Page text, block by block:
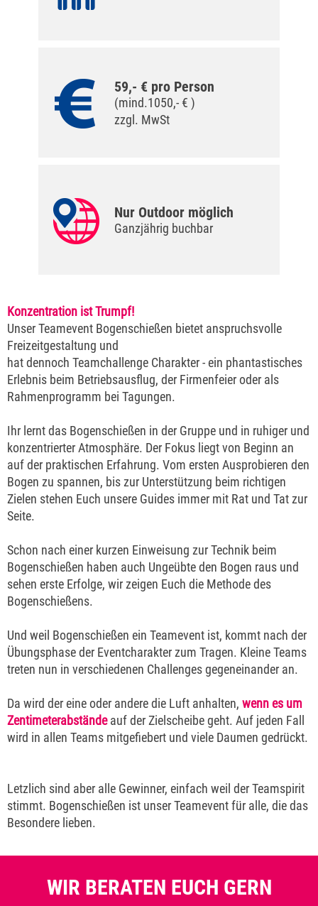
59,- € pro Person
(mind.1050,- € )
zzgl. MwSt
Nur Outdoor möglich
Ganzjährig buchbar
Konzentration ist Trumpf!
Unser Teamevent Bogenschießen bietet anspruchsvolle
Freizeitgestaltung und
hat dennoch Teamchallenge Charakter - ein phantastisches
Erlebnis beim Betriebsausflug, der Firmenfeier oder als
Rahmenprogramm bei Tagungen.
Ihr lernt das Bogenschießen in der Gruppe und in ruhiger und
konzentrierter Atmosphäre. Der Fokus liegt von Beginn an
auf der praktischen Erfahrung. Vom ersten Ausprobieren den
Bogen zu spannen, bis zur Unterstützung beim richtigen
Zielen stehen Euch unsere Guides immer mit Rat und Tat zur
Seite.
Schon nach einer kurzen Einweisung zur Technik beim
Bogenschießen haben auch Ungeübte den Bogen raus und
sehen erste Erfolge, wir zeigen Euch die Methode des
Bogenschießens.
Und weil Bogenschießen ein Teamevent ist, kommt nach der
Übungsphase der Eventcharakter zum Tragen. Kleine Teams
treten nun in verschiedenen Challenges gegeneinander an.
Da wird der eine oder andere die Luft anhalten, wenn es um
Zentimeterabständeauf der Zielscheibe geht. Auf jeden Fall
wird in allen Teams mitgefiebert und viele Daumen gedrückt.
Letzlich sind aber alle Gewinner, einfach weil der Teamspirit
stimmt. Bogenschießen ist unser Teamevent für alle, die das
Besondere lieben.
WIR BERATEN EUCH GERN